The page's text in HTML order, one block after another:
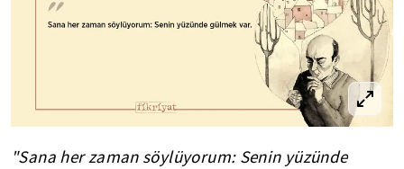
"Sana her zaman söylüyorum: Senin yüzünde